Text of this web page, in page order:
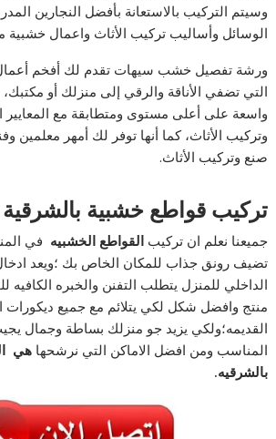
وسيتم التركيب بالاستعانة بأفضل النجارين
الوسائل وأساليب تركيب الأثاث واعمال خشبية
ورشة تفصيل خشب سيهات تقدم لك أفخم أعمال
التي تضفي الأناقة والرقي إلى منزلك أو
واسعة على أعلى مستوى ومتطابقة مع المعايير
وتركيب الأثاث، كما أنها توفر لك أمهر
صنع وتركيب الأثاث.
تركيب قواطع خشبية بالشرقية
جميعنا نعلم ان تركيبالقواطع الخشبيه في
تضيف رونق جذاب للمكان الخاص بك ؛ويعد
الداخلي للمنزل يتطلب التفنن والخبره
منتج وافضل شكل لكي يتلائم مع جميع ديكورات
القديمه؛ولكي يزيد جو منزلك بساطة وجمال
المناسب ومن افضل الاماكن التي نرشحهاهي
بالشرقيه.